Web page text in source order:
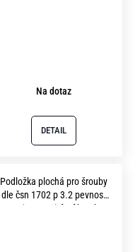
Na dotaz
DETAIL
Podložka plochá pro šrouby
dle čsn 1702 p 3.2 pevnost
10.9 ( 300HV ) fosfátováno